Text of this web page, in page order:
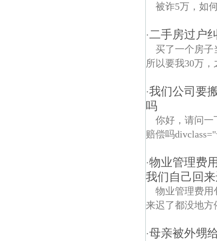
被诈5万，如
·二手房过户
买了一个房子
所以要我30万
·我们公司要
吗
你好，请问一
赔偿吗
·物业管理费
我们自己回
物业管理费用
来迟了都没地方
·母亲被外甥